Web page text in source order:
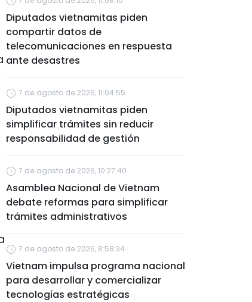
Diputados vietnamitas piden
compartir datos de
telecomunicaciones en respuesta
ante desastres
7 de agosto de 2026, 11:04:55
Diputados vietnamitas piden
simplificar trámites sin reducir
responsabilidad de gestión
7 de agosto de 2026, 10:27:40
Asamblea Nacional de Vietnam
debate reformas para simplificar
trámites administrativos
7 de agosto de 2026, 8:58:34
Vietnam impulsa programa nacional
para desarrollar y comercializar
tecnologías estratégicas